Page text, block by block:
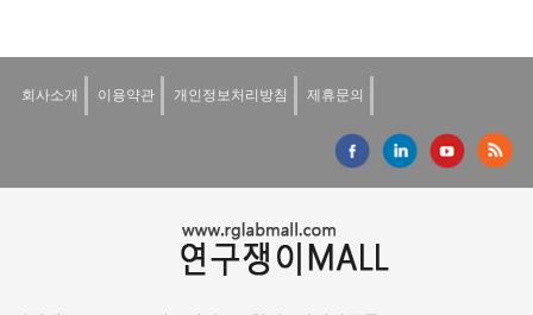
회사소개 이용약관 개인정보처리방침 제휴문의